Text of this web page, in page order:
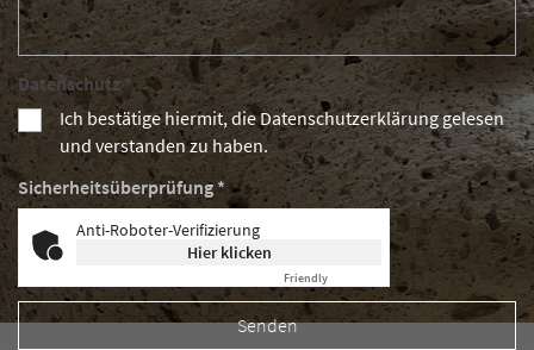
Datenschutz *
Ich bestätige hiermit, die Datenschutzerklärung gelesen
und verstanden zu haben.
Sicherheitsüberprüfung *
Anti-Roboter-Verifizierung
Hier klicken
Friendly